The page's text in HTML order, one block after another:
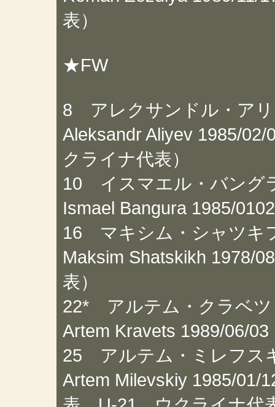
表）
★FW
8 アレクサンドル・ア
Aleksandr Aliyev 1985/
クライナ代表）
10 イスマエル・バング
Ismael Bangura 1985/
16 マキシム・シャツキ
Maksim Shatskikh 1978/
表）
22* アルテム・クラベツ
Artem Kravets 1989/06/
25 アルテム・ミレフス
Artem Milevskiy 1985/01/